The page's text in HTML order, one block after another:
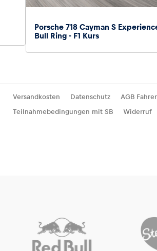
Porsche 718 Cayman S
Bull Ring - F1 Kurs
Versandkosten Datenschutz
AGB
Teilnahmebedingungen mit SB
Widerruf